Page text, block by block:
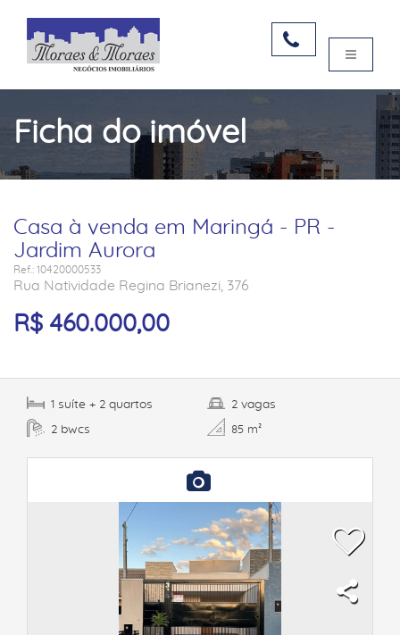
Ficha do imóvel
Casa à venda em Maringá - PR -
Jardim Aurora
Ref.: 10420000533
Rua Natividade Regina Brianezi, 376
R$ 460.000,00
1 suíte + 2 quartos
2 bwcs
2 vagas
85 m²